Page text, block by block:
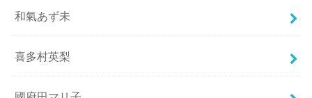
和氣あず未
喜多村英梨